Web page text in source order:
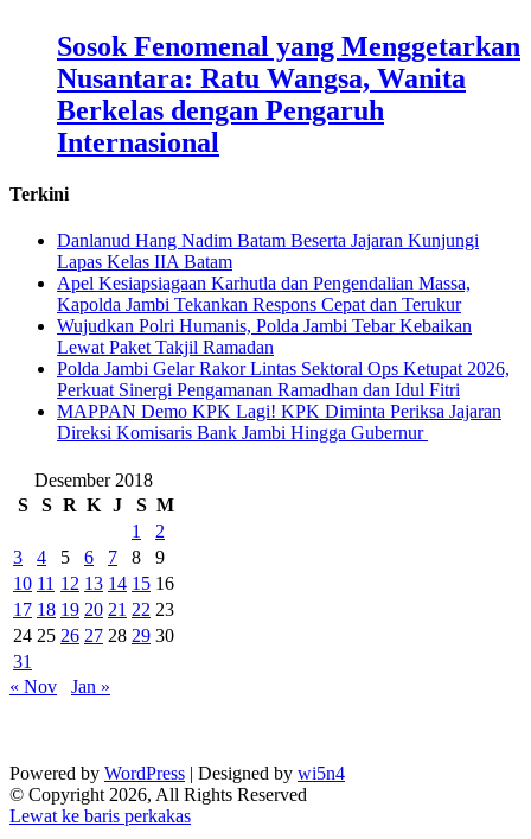
Sosok Fenomenal yang Menggetarkan
Nusantara: Ratu Wangsa, Wanita
Berkelas dengan Pengaruh
Internasional
Terkini
Danlanud Hang Nadim Batam Beserta Jajaran Kunjungi
Lapas Kelas IIA Batam
Apel Kesiapsiagaan Karhutla dan Pengendalian Massa,
Kapolda Jambi Tekankan Respons Cepat dan Terukur
Wujudkan Polri Humanis, Polda Jambi Tebar Kebaikan
Lewat Paket Takjil Ramadan
Polda Jambi Gelar Rakor Lintas Sektoral Ops Ketupat 2026,
Perkuat Sinergi Pengamanan Ramadhan dan Idul Fitri
‎MAPPAN Demo KPK Lagi! KPK Diminta Periksa Jajaran
Direksi Komisaris Bank Jambi Hingga Gubernur ‎
Desember 2018
S
S R K J S M
1
2
3
4 5 6 7 8
9
10 11 12 13 14 15 16
17 18 19 20 21 22 23
24 25 26 27 28 29 30
31
« Nov
Jan »
Powered by WordPress | Designed by wi5n4
© Copyright 2026, All Rights Reserved
Lewat ke baris perkakas